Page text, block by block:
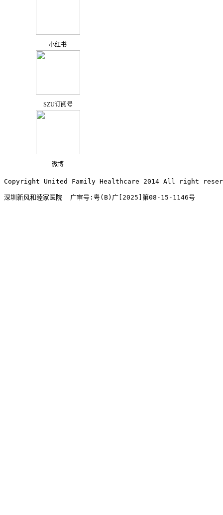
小红书
SZU订阅号
微博
Copyright United Family Healthcare 2014 All right
深圳新风和睦家医院  广审号:粤(B)广[2025]第08-15-1146号